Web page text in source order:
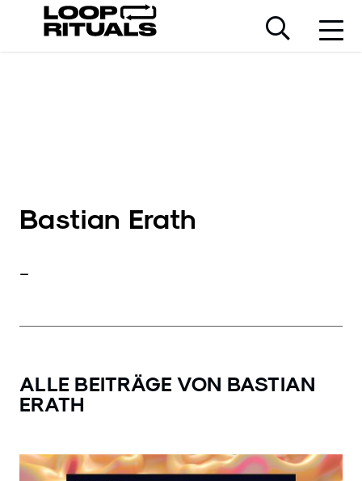
Bastian Erath
–
ALLE BEITRÄGE VON BASTIAN
ERATH